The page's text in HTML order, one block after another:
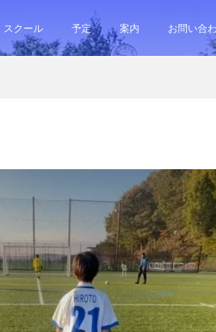
スクール 予定 案内 お問い合